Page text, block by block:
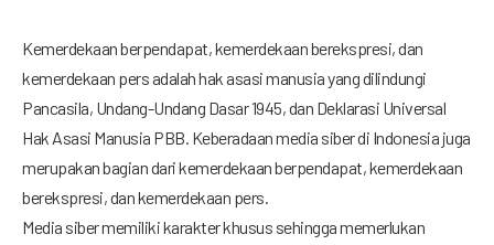
Kemerdekaan berpendapat, kemerdekaan berekspresi, dan
kemerdekaan pers adalah hak asasi manusia yang dilindungi
Pancasila, Undang-Undang Dasar 1945, dan Deklarasi Universal
Hak Asasi Manusia PBB. Keberadaan media siber di Indonesia juga
merupakan bagian dari kemerdekaan berpendapat, kemerdekaan
berekspresi, dan kemerdekaan pers.
Media siber memiliki karakter khusus sehingga memerlukan